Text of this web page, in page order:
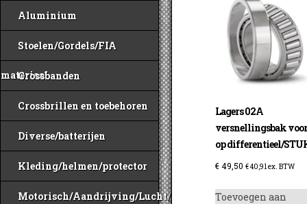
Aluminium
Stoelen/Gordels/FIA
materiaal
Crossbanden
Crossbrillen en toebehoren
Diverse/batterijen
Kleding/helmen/protector
Motorisch/Aandrijving/Lucht/Benzine
Lagers 02A
versnellingsbak
op differentieel/
€49,50 €40,91ex. BTW
Toevoegen aan